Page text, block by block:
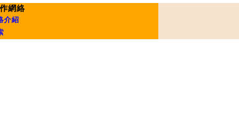
網絡
介紹